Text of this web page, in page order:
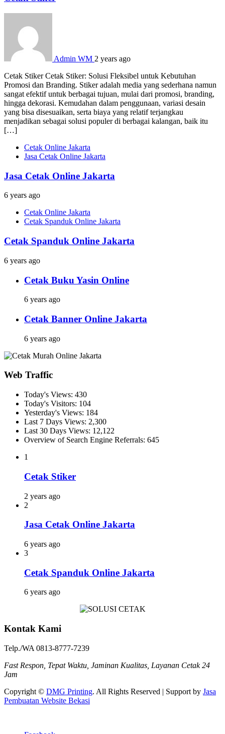
Admin WM 2 years ago
Cetak Stiker Cetak Stiker: Solusi Fleksibel untuk Kebutuhan
Promosi dan Branding. Stiker adalah media yang sederhana namun
sangat efektif untuk berbagai tujuan, mulai dari promosi, branding,
hingga dekorasi. Kemudahan dalam penggunaan, variasi desain
yang bisa disesuaikan, serta biaya yang relatif terjangkau
menjadikan sebagai solusi populer di berbagai kalangan, baik itu
[…]
Cetak Online Jakarta
Jasa Cetak Online Jakarta
Jasa Cetak Online Jakarta
6 years ago
Cetak Online Jakarta
Cetak Spanduk Online Jakarta
Cetak Spanduk Online Jakarta
6 years ago
Cetak Buku Yasin Online
6 years ago
Cetak Banner Online Jakarta
6 years ago
Web Traffic
Today's Views: 430
Today's Visitors: 104
Yesterday's Views: 184
Last 7 Days Views: 2,300
Last 30 Days Views: 12,122
Overview of Search Engine Referrals: 645
1
Cetak Stiker
2 years ago
2
Jasa Cetak Online Jakarta
6 years ago
3
Cetak Spanduk Online Jakarta
6 years ago
Kontak Kami
Telp./WA 0813-8777-7239
Fast Respon, Tepat Waktu, Jaminan Kualitas, Layanan Cetak 24
Jam
Copyright © DMG Printing. All Rights Reserved | Support by Jasa
Pembuatan Website Bekasi